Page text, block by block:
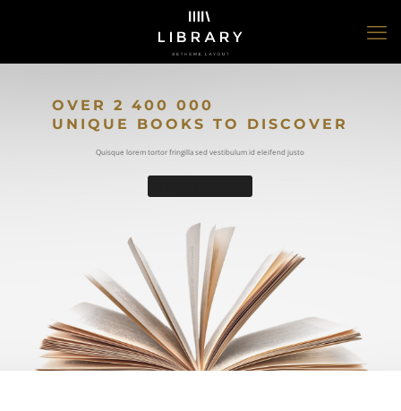
OVER 2 400 000
UNIQUE BOOKS TO DISCOVER
Quisque lorem tortor fringilla sed vestibulum id eleifend justo